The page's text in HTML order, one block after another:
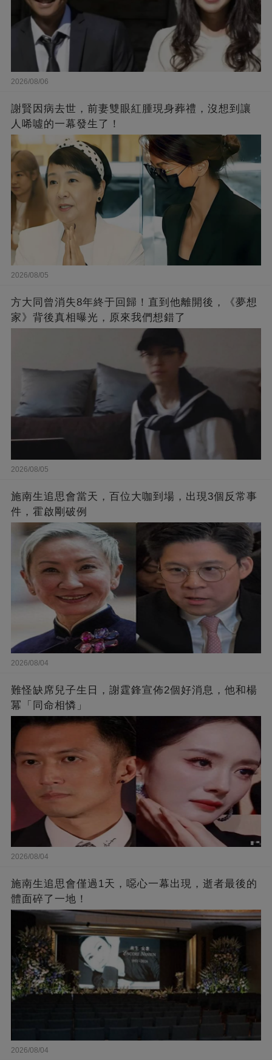
2026/08/06
謝賢因病去世，前妻雙眼紅腫現身葬禮，沒想到讓
人唏噓的一幕發生了！
2026/08/05
方大同曾消失8年終于回歸！直到他離開後，《夢想
家》背後真相曝光，原來我們想錯了
2026/08/05
施南生追思會當天，百位大咖到場，出現3個反常事
件，霍啟剛破例
2026/08/04
難怪缺席兒子生日，謝霆鋒宣佈2個好消息，他和楊
冪「同命相憐」
2026/08/04
施南生追思會僅過1天，噁心一幕出現，逝者最後的
體面碎了一地！
2026/08/04